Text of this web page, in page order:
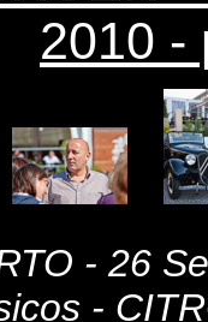
2010 -
- 26
-